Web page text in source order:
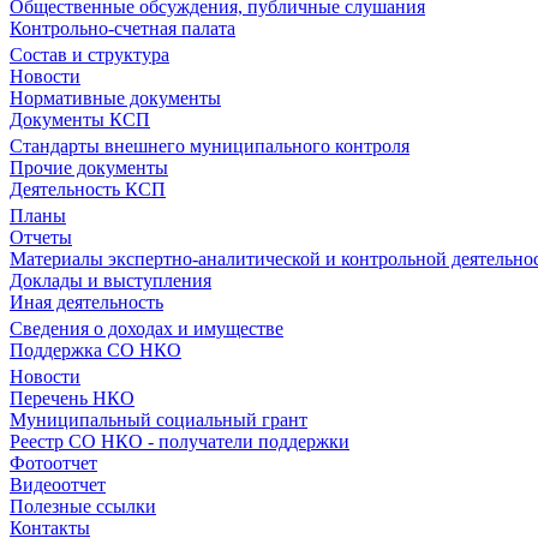
Общественные обсуждения, публичные слушания
Контрольно-счетная палата
Состав и структура
Новости
Нормативные документы
Документы КСП
Стандарты внешнего муниципального контроля
Прочие документы
Деятельность КСП
Планы
Отчеты
Материалы экспертно-аналитической и контрольной
Доклады и выступления
Иная деятельность
Сведения о доходах и имуществе
Поддержка СО НКО
Новости
Перечень НКО
Муниципальный социальный грант
Реестр СО НКО - получатели поддержки
Фотоотчет
Видеоотчет
Полезные ссылки
Контакты